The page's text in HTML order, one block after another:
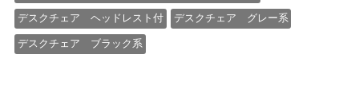
デスクチェア ヘッドレスト付 デスクチェア グレー系
デスクチェア ブラック系